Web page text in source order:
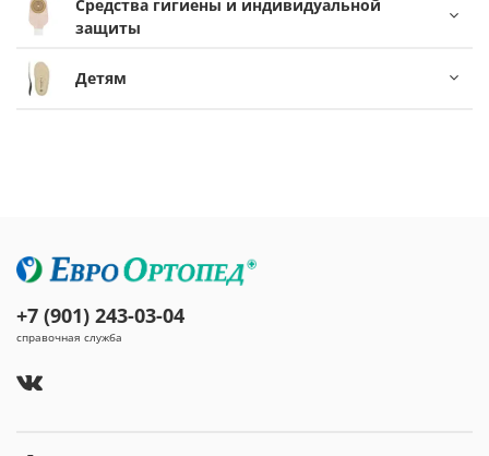
Средства гигиены и индивидуальной
защиты
Детям
+7 (901) 243-03-04
справочная служба